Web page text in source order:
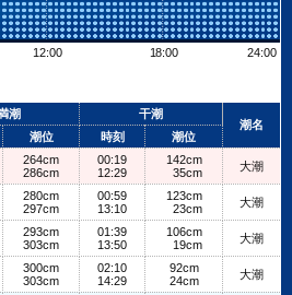
12:00 18:00 24:00
潮
干潮
潮名
潮位 時刻 潮位
264cm
286cm
00:19
12:29
142cm
35cm
大潮
280cm
297cm
00:59
13:10
123cm
23cm
大潮
293cm
303cm
01:39
13:50
106cm
19cm
大潮
300cm
303cm
02:10
14:29
92cm
24cm
大潮